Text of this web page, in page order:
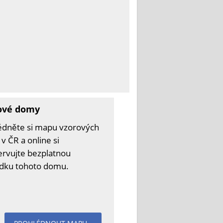
domy
si mapu vzorových
ČR a online si
bezplatnou
tohoto domu.